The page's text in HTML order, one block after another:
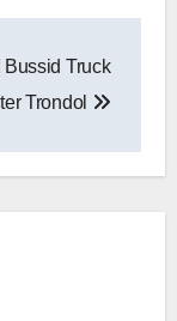
Bussid Truck
Trondol